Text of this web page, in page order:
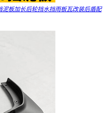
泥板加长后轮挡水挡雨板瓦改装后盾配